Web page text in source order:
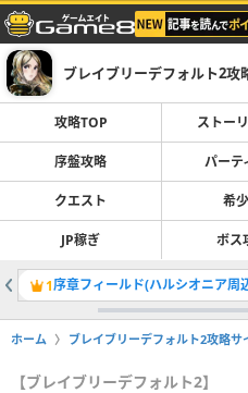
ブレイブリーデフォルト2攻
攻略TOP ストー
序盤攻略 パーテ
クエスト 希
JP稼ぎ ボス
1
ホーム ブレイブリーデフォルト2攻略サ
【ブレイブリーデフォルト2】